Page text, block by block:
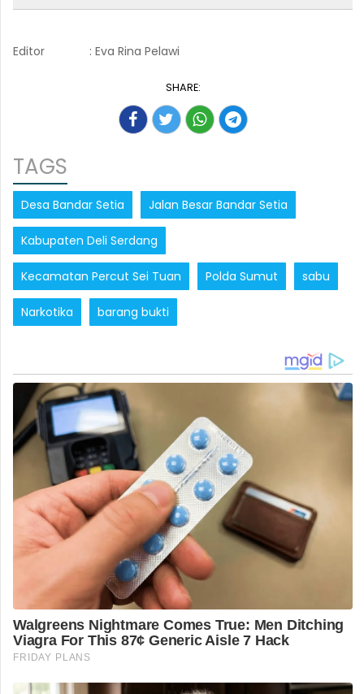
Editor : Eva Rina Pelawi
SHARE:
TAGS
Desa Bandar Setia Jalan Besar Bandar Setia
Kabupaten Deli Serdang
Kecamatan Percut Sei Tuan Polda Sumut sabu
Narkotika barang bukti